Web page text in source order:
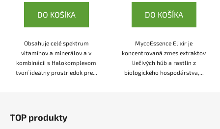
DO KOŠÍKA
Obsahuje celé spektrum
vitamínov a minerálov a v
kombinácii s Halokomplexom
tvorí ideálny prostriedok pre...
DO KOŠÍKA
MycoEssence Elixír je
koncentrovaná zmes extraktov
liečivých húb a rastlín z
biologického hospodárstva,...
TOP produkty